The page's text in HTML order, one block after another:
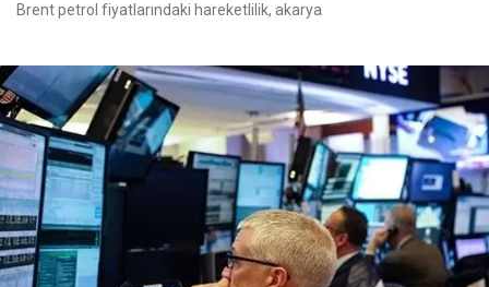
Brent petrol fiyatlarındaki hareketlilik, akarya